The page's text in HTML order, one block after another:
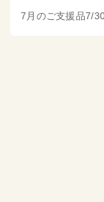
7月のご支援品7/